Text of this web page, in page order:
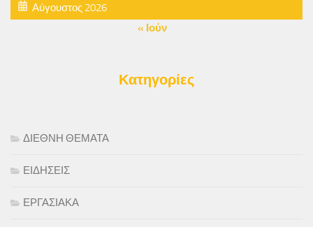
Αύγουστος 2026
« Ιούν
Κατηγορίες
ΔΙΕΘΝΗ ΘΕΜΑΤΑ
ΕΙΔΗΣΕΙΣ
ΕΡΓΑΣΙΑΚΑ